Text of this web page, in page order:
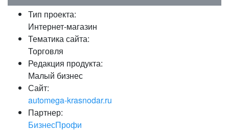
Запомнить меня на этом
Забыли свой пароль?
или войдите с помощью
Тип проекта:
Интернет-магазин
Тематика сайта:
Торговля
Редакция продукта:
Малый бизнес
Сайт:
automega-krasnodar.ru
Партнер:
БизнесПрофи